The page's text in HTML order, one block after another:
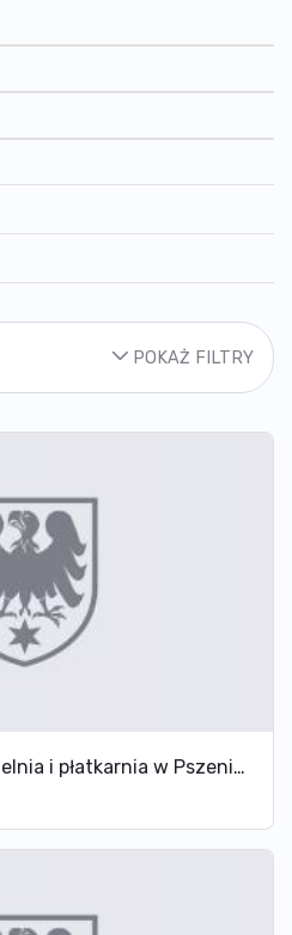
POKAŻ FILTRY
Zabytkowa gorzelnia i płatkarnia w Pszenicznej